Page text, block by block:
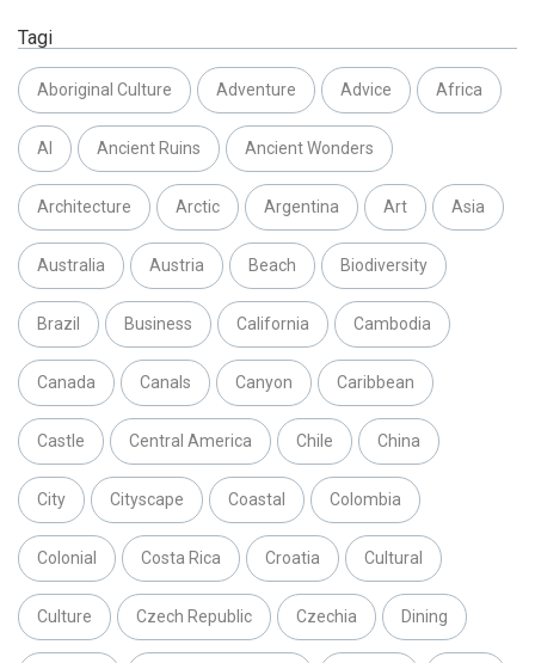
Tagi
Aboriginal Culture Adventure Advice Africa
AI Ancient Ruins Ancient Wonders
Architecture Arctic Argentina Art Asia
Australia Austria Beach Biodiversity
Brazil Business California Cambodia
Canada Canals Canyon Caribbean
Castle Central America Chile China
City Cityscape Coastal Colombia
Colonial Costa Rica Croatia Cultural
Culture Czech Republic Czechia Dining